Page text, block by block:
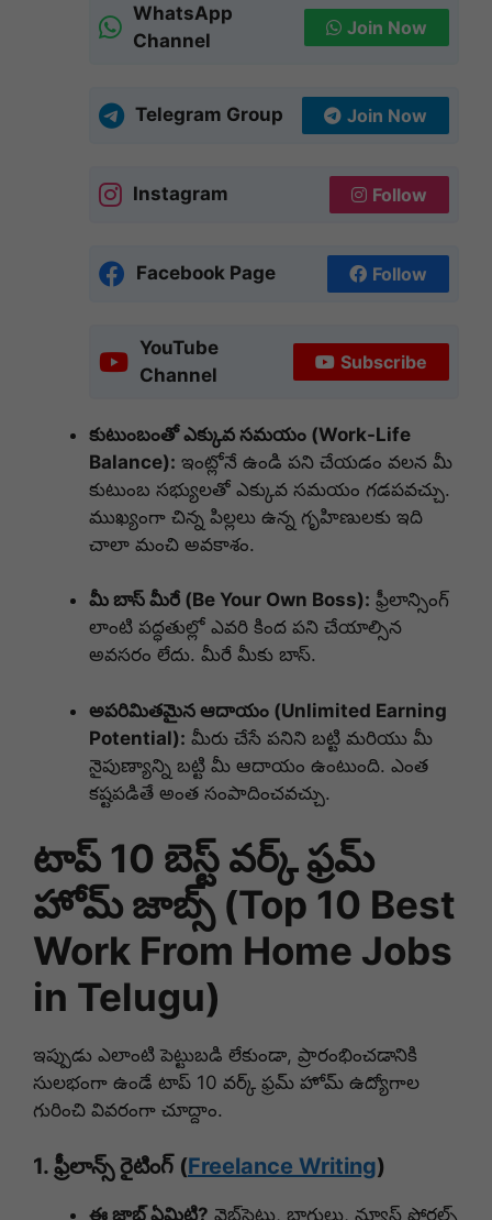
WhatsApp
Channel
Join Now
Telegram Group Join Now
Instagram Follow
Facebook Page Follow
YouTube
Channel
Subscribe
కుటుంబంతో ఎక్కువ సమయం (Work-Life
Balance): ఇంట్లోనే ఉండి పని చేయడం వలన మీ
కుటుంబ సభ్యులతో ఎక్కువ సమయం గడపవచ్చు.
ముఖ్యంగా చిన్న పిల్లలు ఉన్న గృహిణులకు ఇది
చాలా మంచి అవకాశం.
మీ బాస్ మీరే (Be Your Own Boss): ఫ్రీలాన్సింగ్
లాంటి పద్ధతుల్లో ఎవరి కింద పని చేయాల్సిన
అవసరం లేదు. మీరే మీకు బాస్.
అపరిమితమైన ఆదాయం (Unlimited Earning
Potential): మీరు చేసే పనిని బట్టి మరియు మీ
నైపుణ్యాన్ని బట్టి మీ ఆదాయం ఉంటుంది. ఎంత
కష్టపడితే అంత సంపాదించవచ్చు.
టాప్ 10 బెస్ట్ వర్క్ ఫ్రమ్
హోమ్ జాబ్స్ (Top 10 Best
Work From Home Jobs
in Telugu)
ఇప్పుడు ఎలాంటి పెట్టుబడి లేకుండా, ప్రారంభించడానికి
సులభంగా ఉండే టాప్ 10 వర్క్ ఫ్రమ్ హోమ్ ఉద్యోగాల
గురించి వివరంగా చూద్దాం.
1. ఫ్రీలాన్స్ రైటింగ్ (Freelance Writing)
ఈ జాబ్ ఏమిటి? వెబ్‌సైట్లు, బ్లాగులు, న్యూస్ పోర్టల్స్